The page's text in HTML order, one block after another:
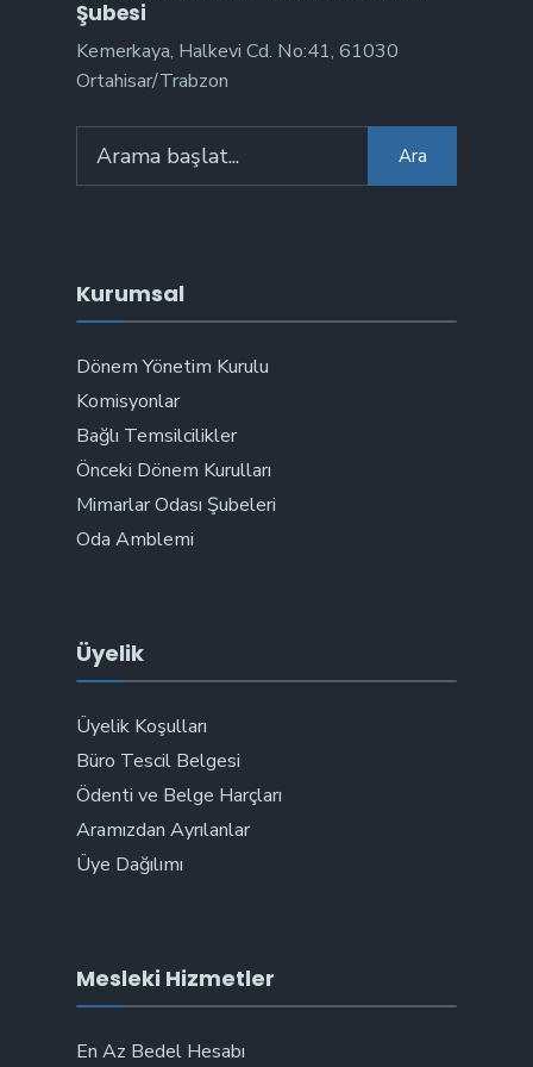
Şubesi
Kemerkaya, Halkevi Cd. No:41, 61030
Ortahisar/Trabzon
Ara
Kurumsal
Dönem Yönetim Kurulu
Komisyonlar
Bağlı Temsilcilikler
Önceki Dönem Kurulları
Mimarlar Odası Şubeleri
Oda Amblemi
Üyelik
Üyelik Koşulları
Büro Tescil Belgesi
Ödenti ve Belge Harçları
Aramızdan Ayrılanlar
Üye Dağılımı
Mesleki Hizmetler
En Az Bedel Hesabı